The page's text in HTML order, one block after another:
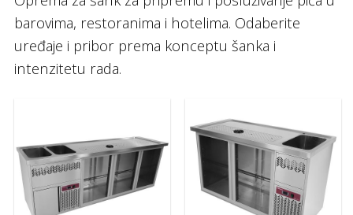
barovima, restoranima i hotelima. Odaberite
uređaje i pribor prema konceptu šanka i
intenzitetu rada.